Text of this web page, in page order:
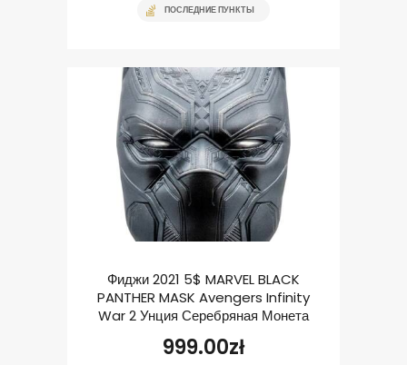
ПОСЛЕДНИЕ ПУНКТЫ
Фиджи 2021 5$ MARVEL BLACK
PANTHER MASK Avengers Infinity
War 2 Унция Серебряная Монета
999.00zł